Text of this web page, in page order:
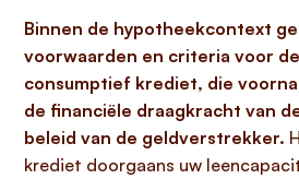
Binnen de hypotheekcontext
voorwaarden en criteria voor
consumptief krediet, die
de financiële draagkracht van
beleid van de geldverstrekker.
krediet doorgaans uw